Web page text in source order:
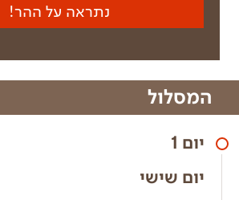
נתראה על ההר!
המסלול
יום 1
יום שישי